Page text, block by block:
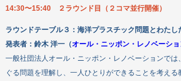
14:30〜15:40 ２ラウンド目（２コマ並行開催）
ラウンドテーブル３： 海洋プラスチック問題とわたし
発表者： 鈴木 洋一（オール・ニッポン・レノベーシ
一般社団法人オール・ニッポン・レノベーションでは
ぐる問題を理解し、一人ひとりができることを考える